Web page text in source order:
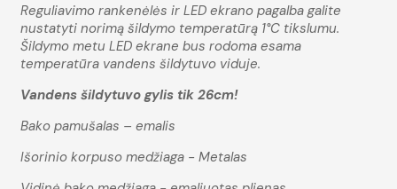
Reguliavimo rankenėlės ir LED ekrano pagalba galite
nustatyti norimą šildymo temperatūrą 1°C tikslumu.
Šildymo metu LED ekrane bus rodoma esama
temperatūra vandens šildytuvo viduje.
Vandens šildytuvo gylis tik 26cm!
Bako pamušalas – emalis
Išorinio korpuso medžiaga - Metalas